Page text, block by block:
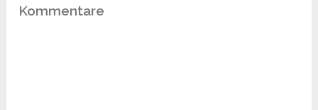
Kommentare